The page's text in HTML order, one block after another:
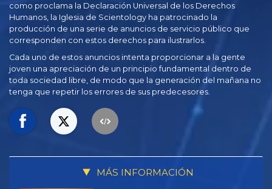
como proclama la Declaración Universal de los Derechos
Humanos, la Iglesia de Scientology ha patrocinado la
producción de una serie de anuncios de servicio público que
corresponden con estos derechos para ilustrarlos.
Cada uno de estos anuncios intenta proporcionar a la gente
joven una apreciación de un principio fundamental dentro de
toda sociedad libre, de modo que la generación del mañana no
tenga que repetir los errores de sus predecesores.
MÁS INFORMACIÓN